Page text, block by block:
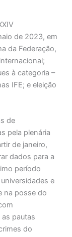
de 2023, em
da Federação,
à categoria –
IFE; e eleição
de
pela plenária
de janeiro,
dados para a
período
e
na posse do
pautas
do